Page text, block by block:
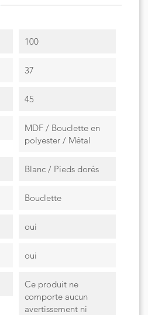
100
37
45
MDF / Bouclette en
polyester / Métal
Blanc / Pieds dorés
Bouclette
oui
oui
Ce produit ne
comporte aucun
avertissement ni